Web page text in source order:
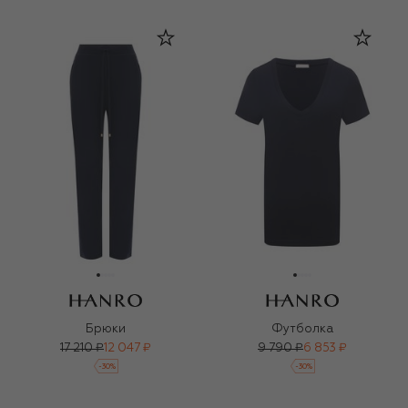
Брюки
17 210 ₽ 12 047 ₽
-30%
Футболка
9 790 ₽6 853 ₽
-30%